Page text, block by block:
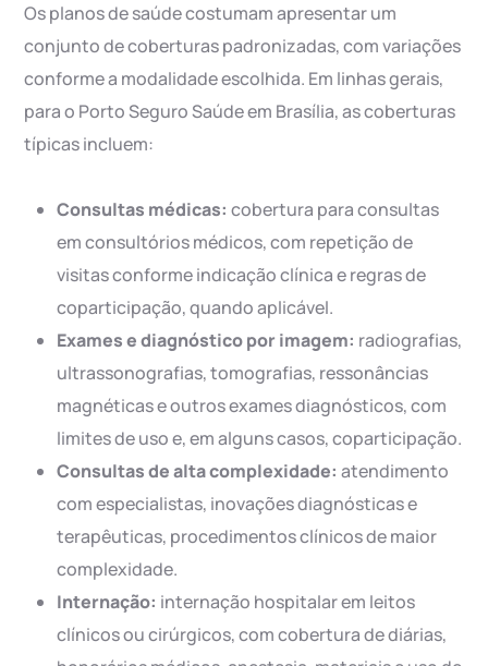
Os planos de saúde costumam apresentar um
conjunto de coberturas padronizadas, com variações
conforme a modalidade escolhida. Em linhas gerais,
para o Porto Seguro Saúde em Brasília, as coberturas
típicas incluem:
Consultas médicas: cobertura para consultas
em consultórios médicos, com repetição de
visitas conforme indicação clínica e regras de
coparticipação, quando aplicável.
Exames e diagnóstico por imagem: radiografias,
ultrassonografias, tomografias, ressonâncias
magnéticas e outros exames diagnósticos, com
limites de uso e, em alguns casos, coparticipação.
Consultas de alta complexidade: atendimento
com especialistas, inovações diagnósticas e
terapêuticas, procedimentos clínicos de maior
complexidade.
Internação: internação hospitalar em leitos
clínicos ou cirúrgicos, com cobertura de diárias,